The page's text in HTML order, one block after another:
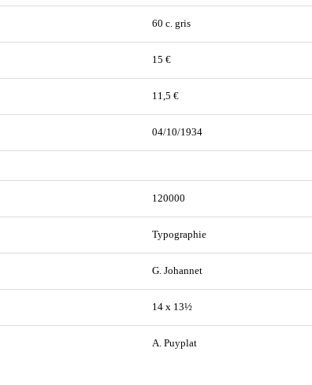
60 c. gris
15 €
11,5 €
04/10/1934
120000
Typographie
G. Johannet
14 x 13½
A. Puyplat